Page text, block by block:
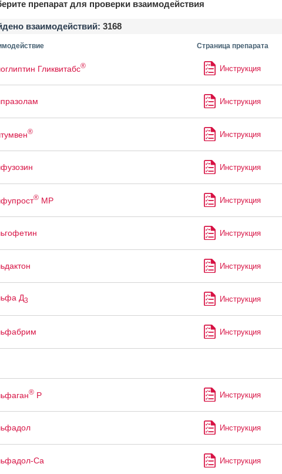
препарат для проверки взаимодействия
взаимодействий: 3168
Страница препарата
Гликвитабс® Инструкция
Инструкция
® Инструкция
Инструкция
®МР Инструкция
Инструкция
Инструкция
Д3 Инструкция
Инструкция
®Р Инструкция
Инструкция
Са Инструкция